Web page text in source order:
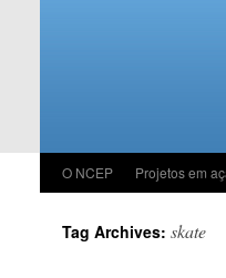
O NCEP Projetos em
Tag Archives: skate